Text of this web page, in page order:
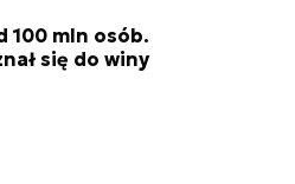
100 mln osób.
się do winy